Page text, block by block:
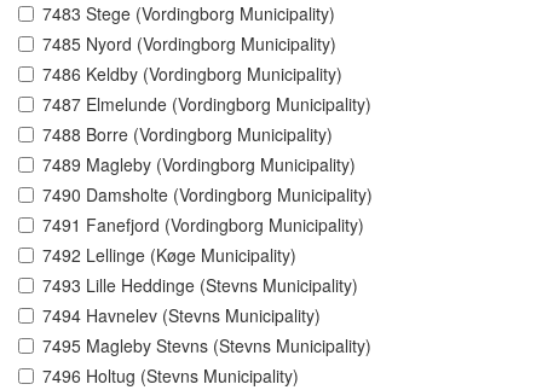
7483 Stege (Vordingborg Municipality)
7485 Nyord (Vordingborg Municipality)
7486 Keldby (Vordingborg Municipality)
7487 Elmelunde (Vordingborg Municipality)
7488 Borre (Vordingborg Municipality)
7489 Magleby (Vordingborg Municipality)
7490 Damsholte (Vordingborg Municipality)
7491 Fanefjord (Vordingborg Municipality)
7492 Lellinge (Køge Municipality)
7493 Lille Heddinge (Stevns Municipality)
7494 Havnelev (Stevns Municipality)
7495 Magleby Stevns (Stevns Municipality)
7496 Holtug (Stevns Municipality)